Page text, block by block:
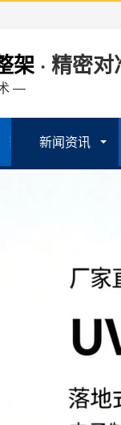
架· 精密
—
新闻资讯